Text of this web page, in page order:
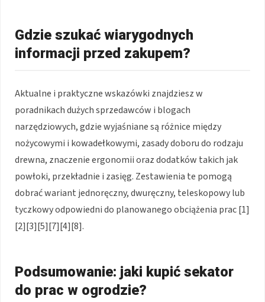
Gdzie szukać wiarygodnych
informacji przed zakupem?
Aktualne i praktyczne wskazówki znajdziesz w
poradnikach dużych sprzedawców i blogach
narzędziowych, gdzie wyjaśniane są różnice między
nożycowymi i kowadełkowymi, zasady doboru do rodzaju
drewna, znaczenie ergonomii oraz dodatków takich jak
powłoki, przekładnie i zasięg. Zestawienia te pomogą
dobrać wariant jednoręczny, dwuręczny, teleskopowy lub
tyczkowy odpowiedni do planowanego obciążenia prac [1]
[2][3][5][7][4][8].
Podsumowanie: jaki kupić sekator
do prac w ogrodzie?